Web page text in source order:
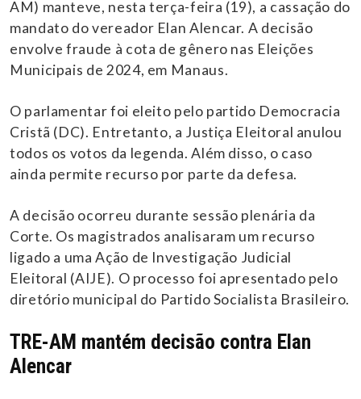
AM) manteve, nesta terça-feira (19), a cassação do
mandato do vereador Elan Alencar. A decisão
envolve fraude à cota de gênero nas Eleições
Municipais de 2024, em Manaus.
O parlamentar foi eleito pelo partido Democracia
Cristã (DC). Entretanto, a Justiça Eleitoral anulou
todos os votos da legenda. Além disso, o caso
ainda permite recurso por parte da defesa.
A decisão ocorreu durante sessão plenária da
Corte. Os magistrados analisaram um recurso
ligado a uma Ação de Investigação Judicial
Eleitoral (AIJE). O processo foi apresentado pelo
diretório municipal do Partido Socialista Brasileiro.
TRE-AM mantém decisão contra Elan
Alencar